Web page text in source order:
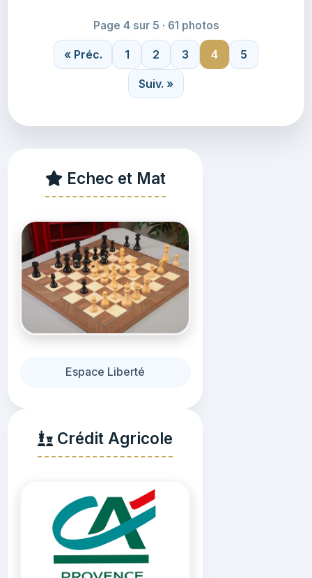
Page 4 sur 5 · 61 photos
« Préc. 1 2 3 4 5
Suiv. »
Echec et Mat
Espace Liberté
Crédit Agricole